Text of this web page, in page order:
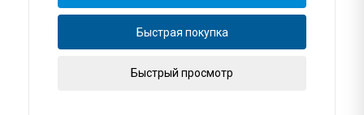
Быстрая покупка
Быстрый просмотр